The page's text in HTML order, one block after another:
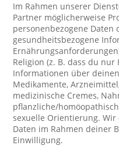
Im Rahmen unserer
Partner möglicherweise
personenbezogene Daten
gesundheitsbezogene
Religion (z. B. dass du
Informationen über
Medikamente,
medizinische Cremes,
pflanzliche/
sexuelle Orientierung.
Daten im Rahmen deiner
Einwilligung.